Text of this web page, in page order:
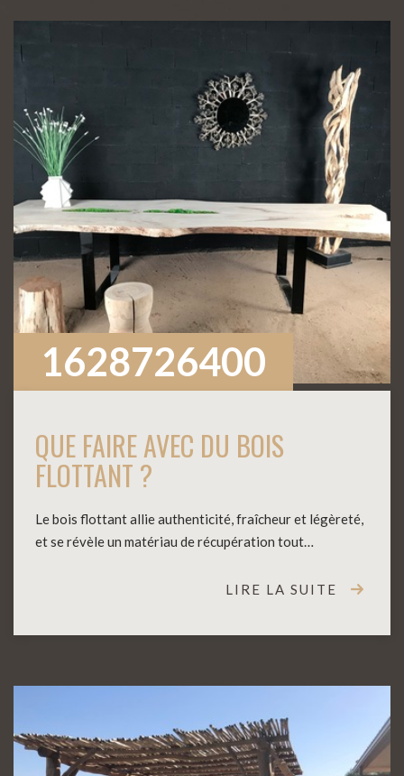
1628726400
QUE FAIRE AVEC DU BOIS
FLOTTANT ?
Le bois flottant allie authenticité, fraîcheur et légèreté,
et se révèle un matériau de récupération tout…
LIRE LA SUITE